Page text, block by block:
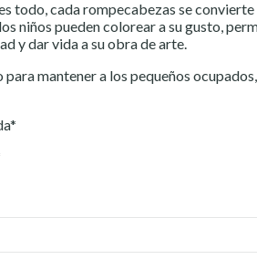
todo, cada rompecabezas se convierte
niños pueden colorear a su gusto,
y dar vida a su obra de arte.
para mantener a los pequeños